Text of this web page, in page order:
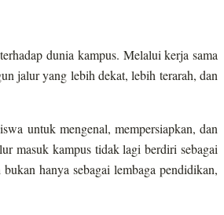
dunia kampus. Melalui kerja sama
jalur yang lebih dekat, lebih terarah, dan
untuk mengenal, mempersiapkan, dan
masuk kampus tidak lagi berdiri sebagai
hanya sebagai lembaga pendidikan,